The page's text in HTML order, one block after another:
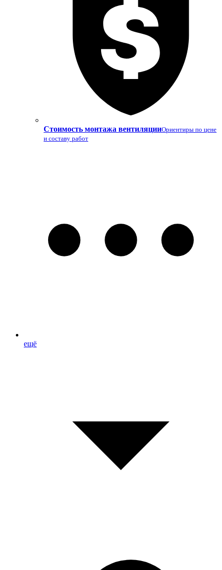
Стоимость монтажа вентиляцииОриентиры по цене
и составу работ
ещё